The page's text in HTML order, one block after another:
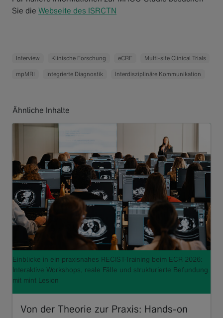
Sie die Webseite des ISRCTN
Interview Klinische Forschung eCRF Multi-site Clinical Trials
mpMRI Integrierte Diagnostik Interdisziplinäre Kommunikation
Ähnliche Inhalte
Einblicke in ein praxisnahes RECIST-Training beim ECR 2026:
Interaktive Workshops, reale Fälle und strukturierte Befundung
mit mint Lesion
Von der Theorie zur Praxis: Hands-on